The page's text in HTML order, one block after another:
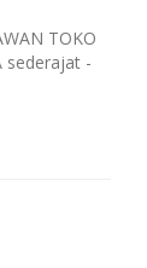
TOKO
sederajat -